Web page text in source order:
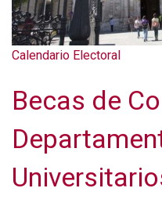
Calendario Electoral
Becas de